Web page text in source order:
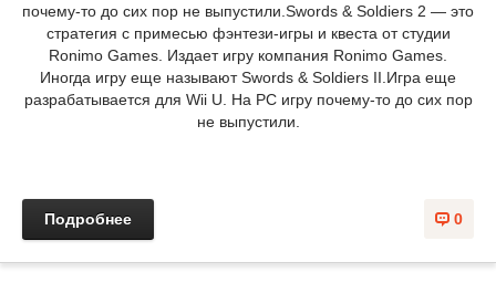
почему-то до сих пор не выпустили.Swords & Soldiers 2 — это
стратегия с примесью фэнтези-игры и квеста от студии
Ronimo Games. Издает игру компания Ronimo Games.
Иногда игру еще называют Swords & Soldiers II.Игра еще
разрабатывается для Wii U. На PC игру почему-то до сих пор
не выпустили.
0
Подробнее